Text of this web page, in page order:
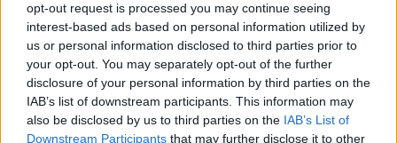
opt-out request is processed you may continue seeing
interest-based ads based on personal information utilized by
us or personal information disclosed to third parties prior to
your opt-out. You may separately opt-out of the further
disclosure of your personal information by third parties on the
IAB’s list of downstream participants. This information may
also be disclosed by us to third parties on the IAB’s List of
Downstream Participants that may further disclose it to other
- Advertisment -